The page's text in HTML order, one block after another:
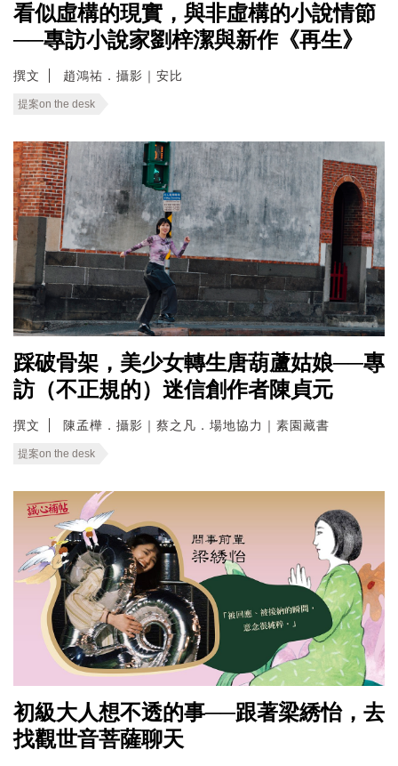
看似虛構的現實，與非虛構的小說情節
──專訪小說家劉梓潔與新作《再生》
撰文 趙鴻祐．攝影｜安比
提案on the desk
踩破骨架，美少女轉生唐葫蘆姑娘──專
訪（不正規的）迷信創作者陳貞元
撰文 陳孟樺．攝影｜蔡之凡．場地協力｜素園藏書
提案on the desk
初級大人想不透的事──跟著梁綉怡，去
找觀世音菩薩聊天